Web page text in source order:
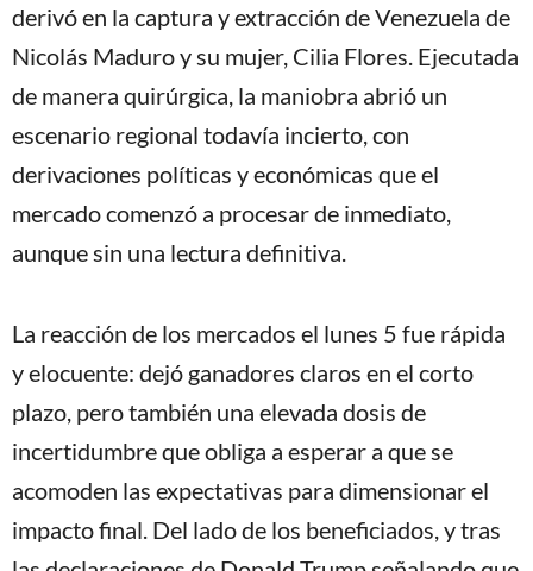
derivó en la captura y extracción de Venezuela de
Nicolás Maduro y su mujer, Cilia Flores. Ejecutada
de manera quirúrgica, la maniobra abrió un
escenario regional todavía incierto, con
derivaciones políticas y económicas que el
mercado comenzó a procesar de inmediato,
aunque sin una lectura definitiva.
La reacción de los mercados el lunes 5 fue rápida
y elocuente: dejó ganadores claros en el corto
plazo, pero también una elevada dosis de
incertidumbre que obliga a esperar a que se
acomoden las expectativas para dimensionar el
impacto final. Del lado de los beneficiados, y tras